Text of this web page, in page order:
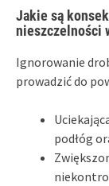
Jakie są
nieszczelności
Ignorowanie
prowadzić do
podłóg